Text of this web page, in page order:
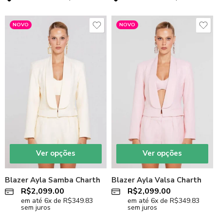
NOVO
Ver opções
Blazer Ayla Samba Charth
R$2,099.00
em até 6x de R$349.83
sem juros
NOVO
Ver opções
Blazer Ayla Valsa Charth
R$2,099.00
em até 6x de R$349.83
sem juros